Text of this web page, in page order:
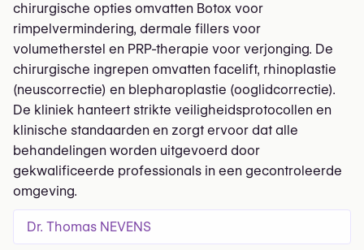
chirurgische opties omvatten Botox voor
rimpelvermindering, dermale fillers voor
volumetherstel en PRP-therapie voor verjonging. De
chirurgische ingrepen omvatten facelift, rhinoplastie
(neuscorrectie) en blepharoplastie (ooglidcorrectie).
De kliniek hanteert strikte veiligheidsprotocollen en
klinische standaarden en zorgt ervoor dat alle
behandelingen worden uitgevoerd door
gekwalificeerde professionals in een gecontroleerde
omgeving.
Dr. Thomas NEVENS